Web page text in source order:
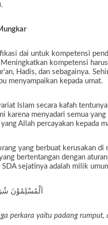
dai untuk kompetensi
kompetensi
Hadis, dan sebagainya.
menyampaikan kepada umat.
Islam secara kafah
karena menyadari semua
Allah percayakan kepada
yang berbuat kerusakan
bertentangan dengan
sejatinya adalah milik
اَلْمُسْلِمُوْنَ
perkara yaitu padang rumput,